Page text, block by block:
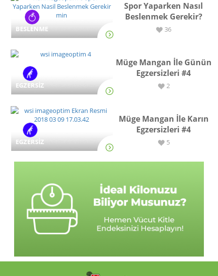
BESLENME
Spor Yaparken Nasıl
Beslenmek Gerekir?
36
EGZERSİZ
Müge Mangan İle Günün
Egzersizleri #4
2
EGZERSİZ
Müge Mangan İle Karın
Egzersizleri #4
5